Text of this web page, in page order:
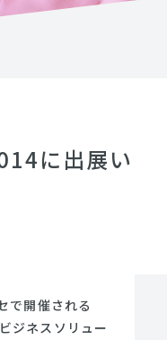
に出展い
で開催される
ジネスソリュー